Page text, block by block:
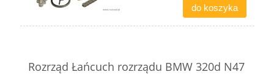
do koszyka
Rozrząd Łańcuch rozrządu BMW 320d N47